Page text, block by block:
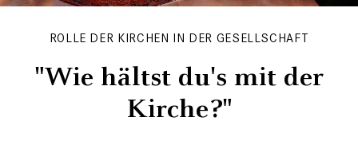
ROLLE DER KIRCHEN IN DER GESELLSCHAFT
"Wie hältst du's mit der
Kirche?"